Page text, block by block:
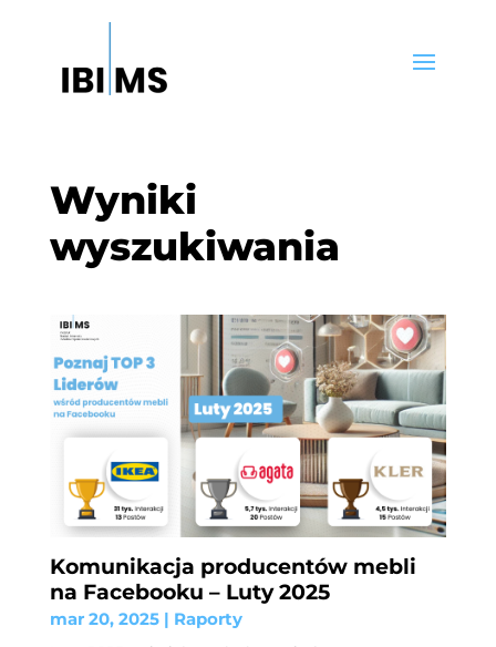
Wyniki
wyszukiwania
Komunikacja producentów mebli
na Facebooku – Luty 2025
mar 20, 2025| Raporty